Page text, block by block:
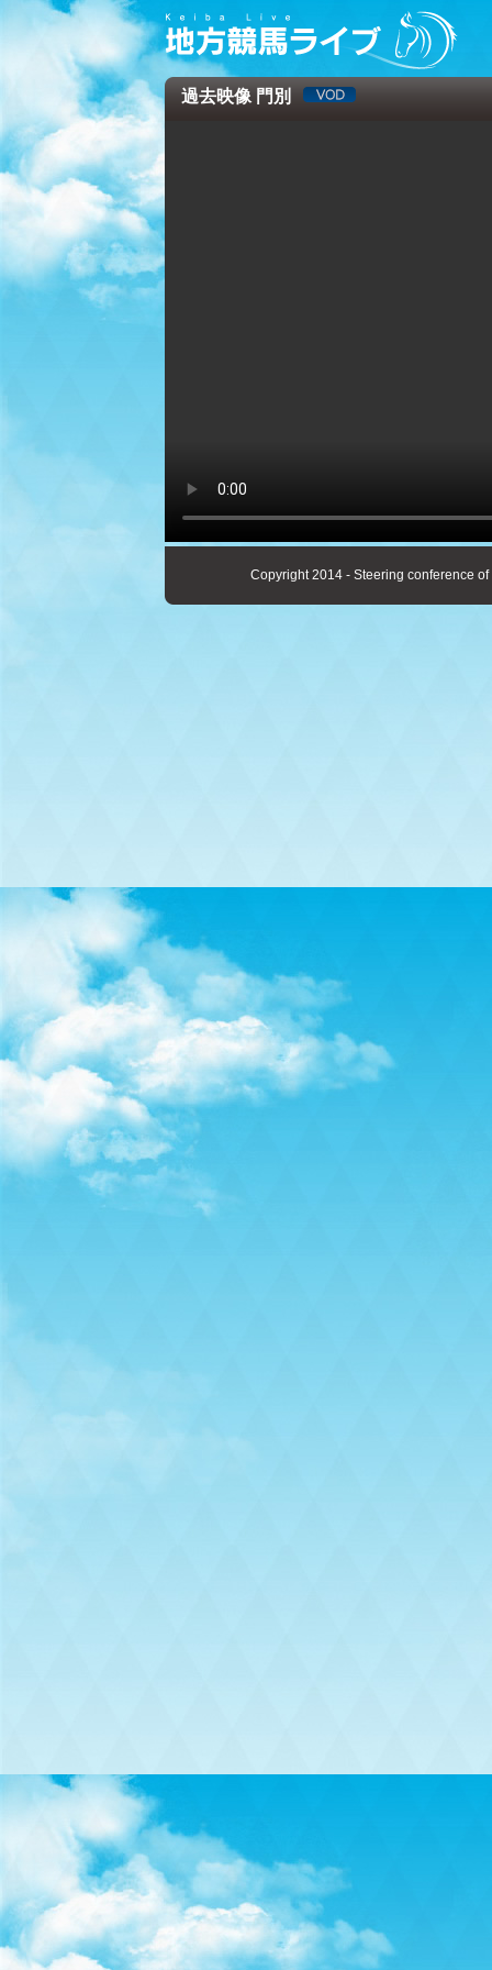
過去映像 門別
Copyright 2014 - Steering conference